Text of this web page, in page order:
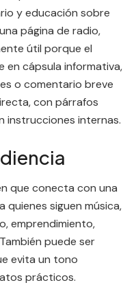
y educación sobre
página de radio,
útil porque el
cápsula informativa,
o comentario breve
con párrafos
instrucciones internas.
que conecta con una
quienes siguen música,
emprendimiento,
puede ser
evita un tono
prácticos.